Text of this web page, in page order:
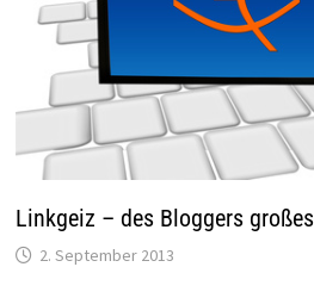
Linkgeiz – des Bloggers
2. September 2013